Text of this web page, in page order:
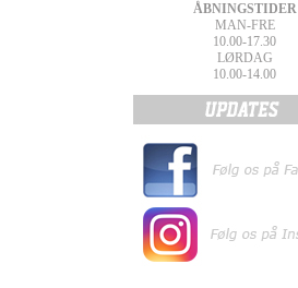
ÅBNINGSTIDER
MAN-FRE
10.00-17.30
LØRDAG
10.00-14.00